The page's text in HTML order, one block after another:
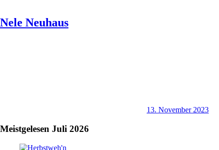
Nele Neuhaus
13. November 2023
Meistgelesen Juli 2026